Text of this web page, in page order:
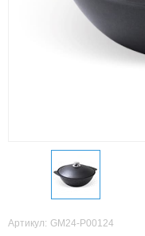
Артикул: GM24-P00124